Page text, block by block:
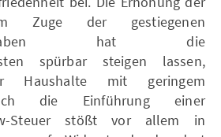
Zuge der gestiegenen
hat die
spürbar steigen lassen,
Haushalte mit geringem
die Einführung einer
Steuer stößt vor allem in